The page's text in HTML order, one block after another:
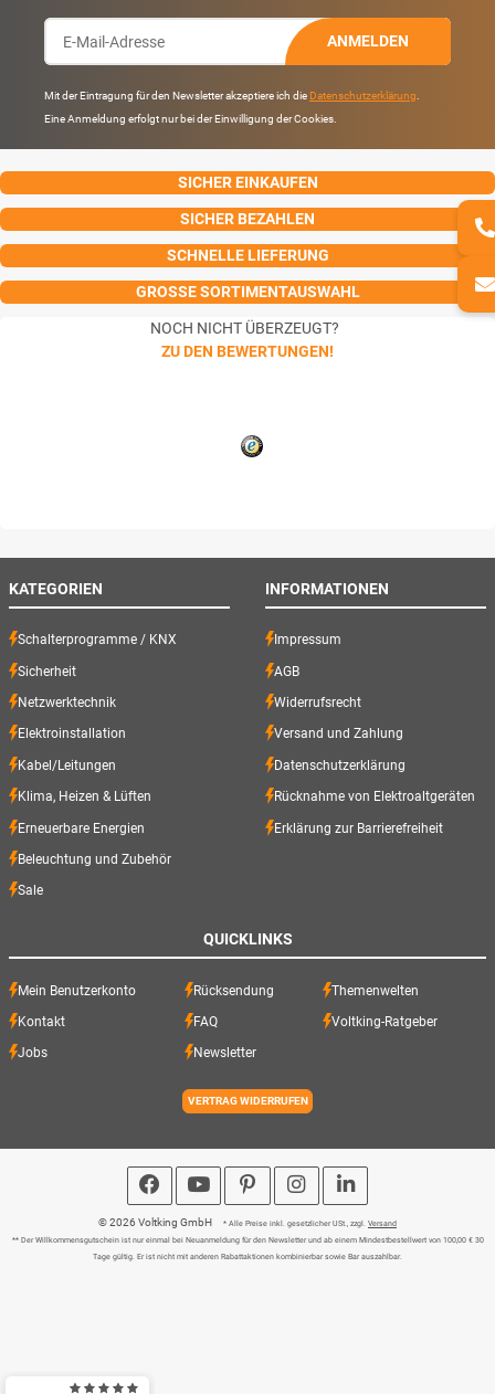
ANMELDEN
Mit der Eintragung für den Newsletter akzeptiere ich die Datenschutzerklärung
Eine Anmeldung erfolgt nur bei der Einwilligung der Cookies.
SICHER EINKAUFEN
SICHER BEZAHLEN
SCHNELLE LIEFERUNG
GROSSE SORTIMENTAUSWAHL
NOCH NICHT ÜBERZEUGT?
ZU DEN BEWERTUNGEN!
KATEGORIEN
Schalterprogramme / KNX
Sicherheit
Netzwerktechnik
Elektroinstallation
Kabel/Leitungen
Klima, Heizen & Lüften
Erneuerbare Energien
Beleuchtung und Zubehör
Sale
INFORMATIONEN
Impressum
AGB
Widerrufsrecht
Versand und Zahlung
Datenschutzerklärung
Rücknahme von Elektroaltgeräten
Erklärung zur Barrierefreiheit
QUICKLINKS
Mein Benutzerkonto Rücksendung Themenwelten
Kontakt FAQ Voltking-Ratgeber
Jobs Newsletter
VERTRAG WIDERRUFEN
© 2026 Voltking GmbH * Alle Preise inkl. gesetzlicher USt., zzgl. Versand
** Der Willkommensgutschein ist nur einmal bei Neuanmeldung für den Newsletter und ab einem Mindestbestellwert von 100,00 € 30
Tage gültig. Er ist nicht mit anderen Rabattaktionen kombinierbar sowie Bar auszahlbar.